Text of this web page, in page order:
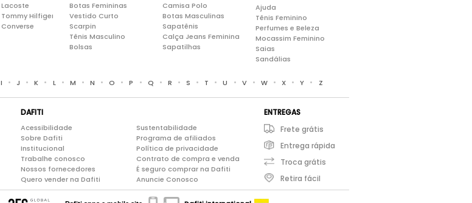
Lacoste
Tommy Hilfiger
Converse
Botas Femininas
Vestido Curto
Scarpin
Tênis Masculino
Bolsas
Camisa Polo
Botas Masculinas
Sapatênis
Calça Jeans Feminina
Sapatilhas
Ajuda
Tênis Feminino
Perfumes e Beleza
Mocassim Feminino
Saias
Sandálias
I • J • K • L • M • N • O • P • Q • R • S • T • U • V • W • X • Y • Z
DAFITI
Acessibilidade
Sobre Dafiti
Institucional
Trabalhe conosco
Nossos fornecedores
Quero vender na Dafiti
Sustentabilidade
Programa de afiliados
Política de privacidade
Contrato de compra e venda
É seguro comprar na Dafiti
Anuncie Conosco
ENTREGAS
Frete grátis
Entrega rápida
Troca grátis
Retira fácil